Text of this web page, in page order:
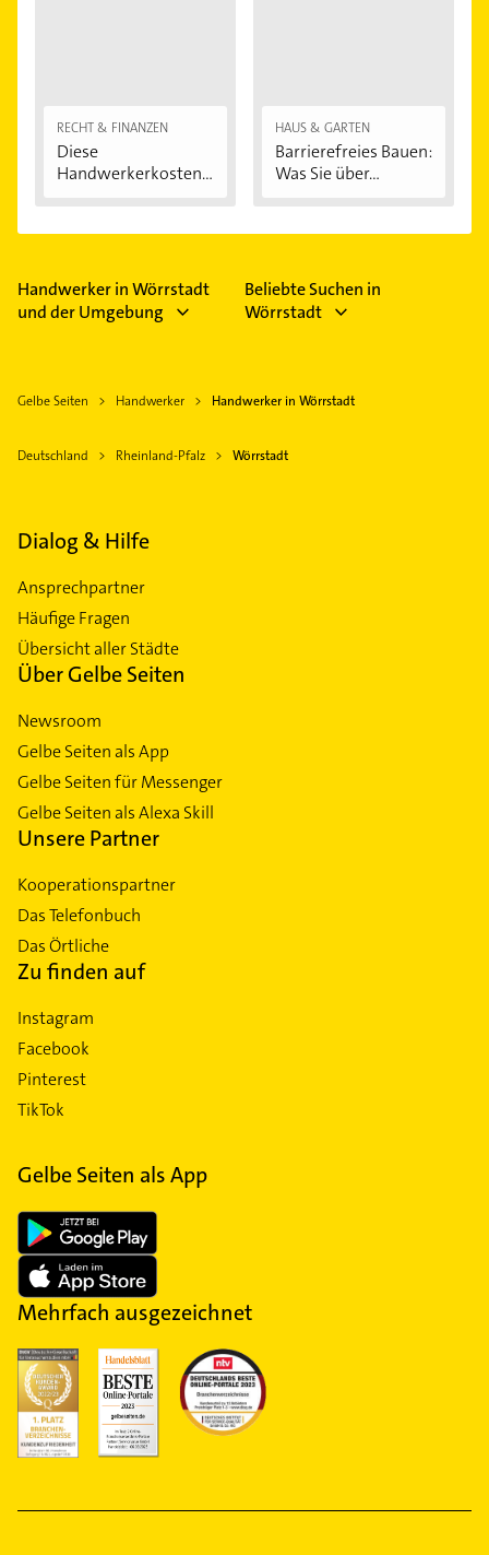
RECHT & FINANZEN
Diese
Handwerkerkosten
HAUS & GARTEN
Barrierefreies Bauen:
Was Sie über...
Handwerker in Wörrstadt
und der Umgebung
Beliebte Suchen in
Wörrstadt
Gelbe Seiten Handwerker Handwerker in Wörrstadt
Deutschland Rheinland-Pfalz Wörrstadt
Dialog & Hilfe
Ansprechpartner
Häufige Fragen
Übersicht aller Städte
Über Gelbe Seiten
Newsroom
Gelbe Seiten als App
Gelbe Seiten für Messenger
Gelbe Seiten als Alexa Skill
Unsere Partner
Kooperationspartner
Das Telefonbuch
Das Örtliche
Zu finden auf
Instagram
Facebook
Pinterest
TikTok
Gelbe Seiten als App
Mehrfach ausgezeichnet